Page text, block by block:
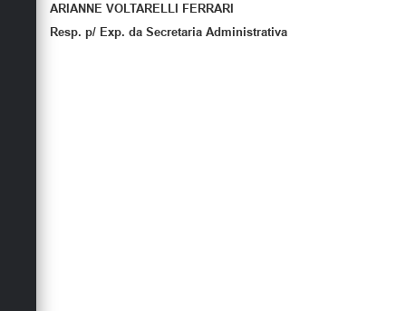
ARIANNE VOLTARELLI FERRARI
Resp. p/ Exp. da Secretaria Administrativa